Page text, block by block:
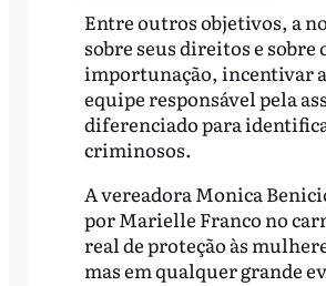
Entre outros objetivos, a
sobre seus direitos e
importunação, incentivar a
equipe responsável pela
diferenciado para
criminosos.
A vereadora Monica
por Marielle Franco no
real de proteção às
mas em qualquer grande